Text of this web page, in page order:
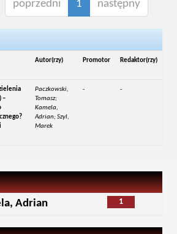
poprzedni 1 następny
Autor(rzy) Promotor Redaktor(rzy)
–
Paczkowski,
Tomasz;
Kamela,
Adrian; Szyl,
Marek
- -
1
Adrian